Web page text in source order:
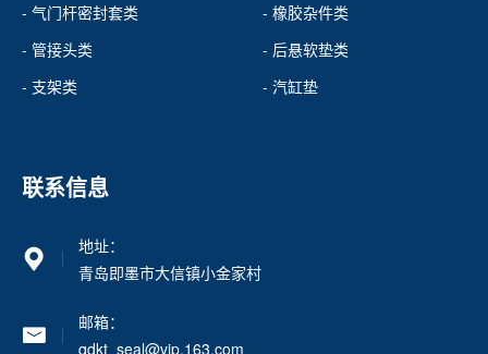
- 气门杆密封套类
- 橡胶杂件类
- 管接头类
- 后悬软垫类
- 支架类
- 汽缸垫
联系信息
地址：
青岛即墨市大信镇小金家村
邮箱：
qdkt_seal@vip.163.com